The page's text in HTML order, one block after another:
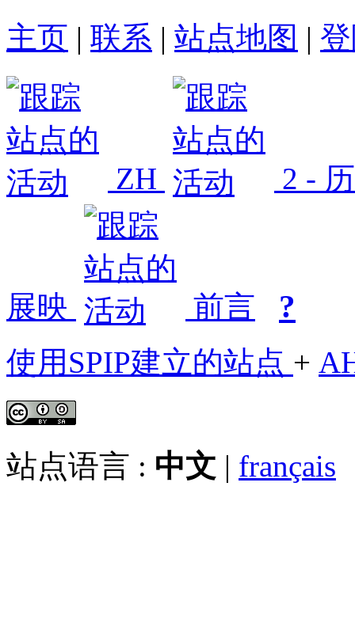
主页 | 联系 | 站点地图 |
ZH 2 -
展映 前言 ?
使用SPIP建立的站点 +
站点语言 : 中文 | français